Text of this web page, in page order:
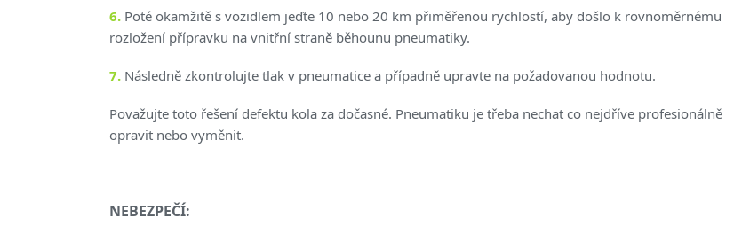
6. Poté okamžitě s vozidlem jeďte 10 nebo 20 km přiměřenou rychlostí, aby došlo k rovnoměrnému
rozložení přípravku na vnitřní straně běhounu pneumatiky.
7. Následně zkontrolujte tlak v pneumatice a případně upravte na požadovanou hodnotu.
Považujte toto řešení defektu kola za dočasné. Pneumatiku je třeba nechat co nejdříve profesionálně
opravit nebo vyměnit.
NEBEZPEČÍ: